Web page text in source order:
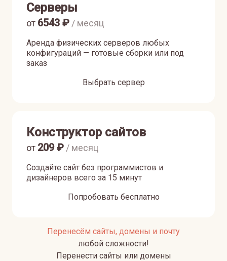
Серверы
Аренда физических серверов любых
конфигураций — готовые сборки или под
заказ
от 6543 ₽ / месяц
Выбрать сервер
Конструктор сайтов
Создайте сайт без программистов и
дизайнеров всего за 15 минут
от 209₽ / месяц
Попробовать бесплатно
Перенесём сайты, домены и почту
любой сложности!
Перенести сайты или домены